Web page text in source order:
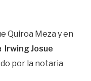
Quiroa Meza y en
Irwing Josue
por la notaria